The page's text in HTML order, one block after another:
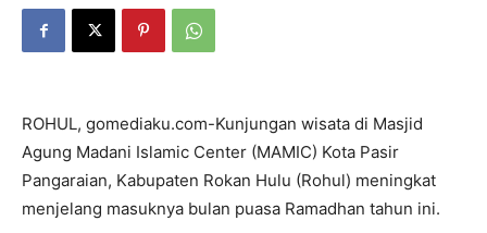
ROHUL, gomediaku.com-Kunjungan wisata di Masjid
Agung Madani Islamic Center (MAMIC) Kota Pasir
Pangaraian, Kabupaten Rokan Hulu (Rohul) meningkat
menjelang masuknya bulan puasa Ramadhan tahun ini.